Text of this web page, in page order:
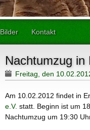
Bilder Kontakt
Nachtumzug in
Freitag, den
Am 10.02.2012 findet in
e.V. statt. Beginn ist um
Nachtumzug um 19:30